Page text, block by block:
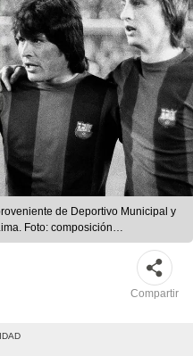
de Deportivo Municipal y
Foto: composición
Compartir